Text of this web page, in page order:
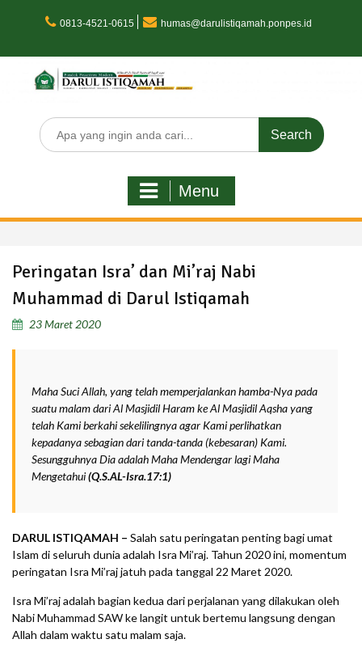
0813-4521-0615 humas@darulistiqamah.ponpes.id
Search
for:
Menu
Peringatan Isra’ dan Mi’raj Nabi
Muhammad di Darul Istiqamah
23 Maret 2020
Maha Suci Allah, yang telah memperjalankan hamba-Nya pada
suatu malam dari Al Masjidil Haram ke Al Masjidil Aqsha yang
telah Kami berkahi sekelilingnya agar Kami perlihatkan
kepadanya sebagian dari tanda-tanda (kebesaran) Kami.
Sesungguhnya Dia adalah Maha Mendengar lagi Maha
Mengetahui(Q.S.AL-Isra.17:1)
DARUL ISTIQAMAH – Salah satu peringatan penting bagi umat
Islam di seluruh dunia adalah Isra Mi’raj. Tahun 2020 ini, momentum
peringatan Isra Mi’raj jatuh pada tanggal 22 Maret 2020.
Isra Mi’raj adalah bagian kedua dari perjalanan yang dilakukan oleh
Nabi Muhammad SAW ke langit untuk bertemu langsung dengan
Allah dalam waktu satu malam saja.